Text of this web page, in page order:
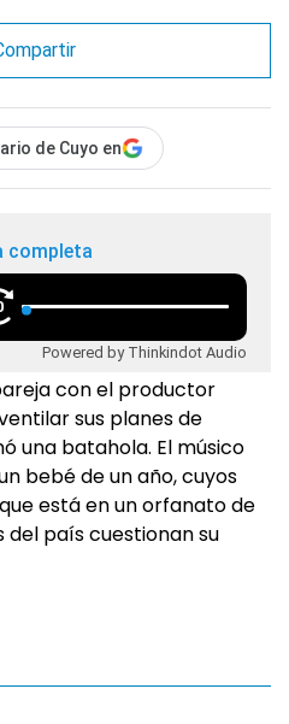
de Cuyo en
completa
Powered by Thinkindot Audio
con el productor
sus planes de
una batahola. El músico
bebé de un año, cuyos
está en un orfanato de
del país cuestionan su